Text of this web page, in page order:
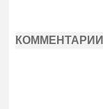
КОММЕНТАРИИ